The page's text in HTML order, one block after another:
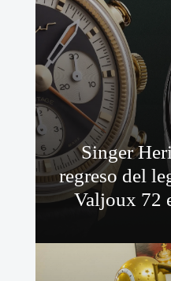
Singer
regreso del
Valjoux 72